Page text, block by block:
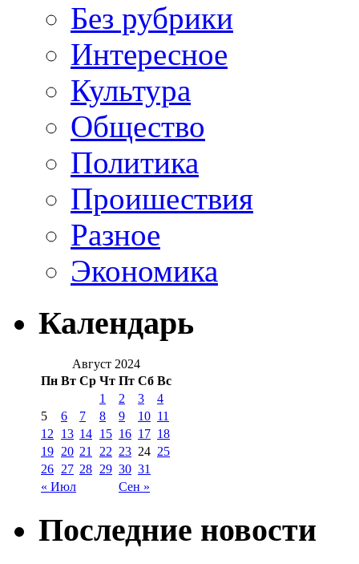
Без рубрики
Интересное
Культура
Общество
Политика
Проишествия
Разное
Экономика
Календарь
Август 2024
Пн Вт Ср Чт Пт Сб Вс
« Июл Сен »
1 2 3
4
5
6 7 8 9 10 11
12
13 14 15 16 17 18
19 20 21 22 23 24 25
26 27 28 29 30 31
Последние новости